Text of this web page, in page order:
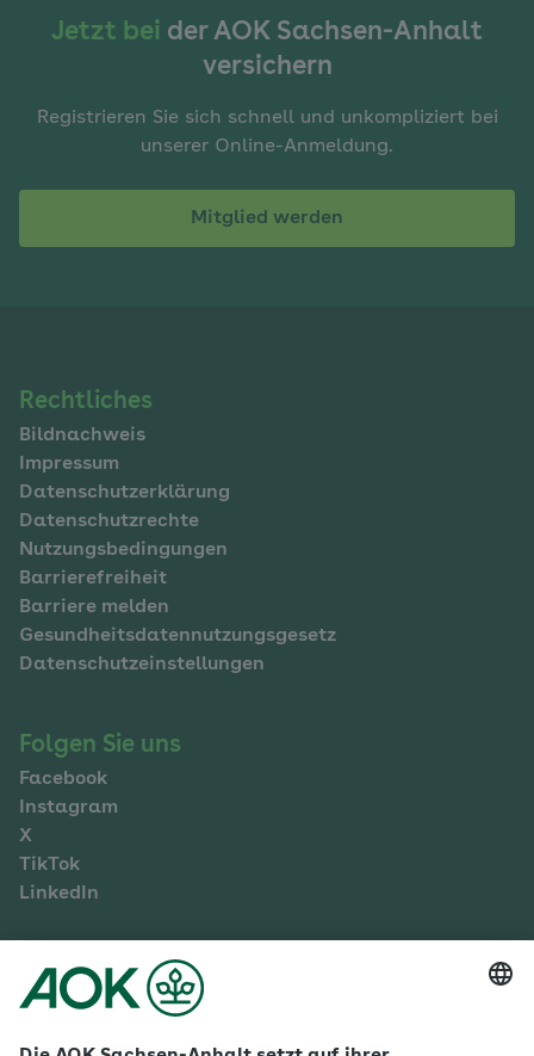
Jetzt bei der AOK Sachsen-Anhalt
versichern
Registrieren Sie sich schnell und unkompliziert bei
unserer Online-Anmeldung.
Mitglied werden
Navigation
im
Fußbereich
Rechtliches
Bildnachweis
Impressum
Datenschutzerklärung
Datenschutzrechte
Nutzungsbedingungen
Barrierefreiheit
Barriere melden
Gesundheitsdatennutzungsgesetz
Datenschutzeinstellungen
Folgen Sie uns
Facebook
Instagram
X
TikTok
LinkedIn
Mehr zur AOK Sachsen-Anhalt
Karriere